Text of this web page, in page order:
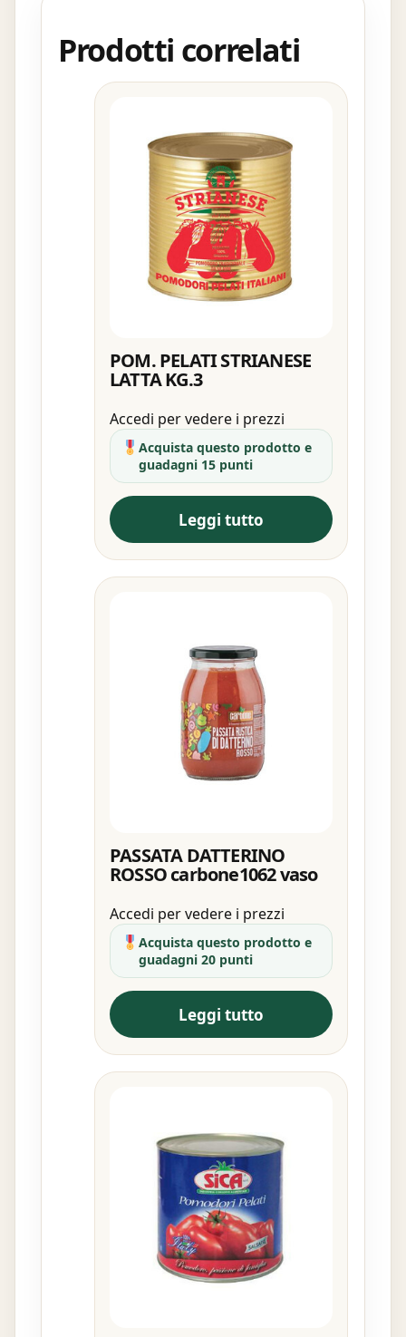
Prodotti correlati
POM. PELATI STRIANESE
LATTA KG.3
Accedi per vedere i prezzi
Acquista questo prodotto e
guadagni 15 punti
Leggi tutto
PASSATA DATTERINO
ROSSO carbone1062 vaso
Accedi per vedere i prezzi
Acquista questo prodotto e
guadagni 20 punti
Leggi tutto